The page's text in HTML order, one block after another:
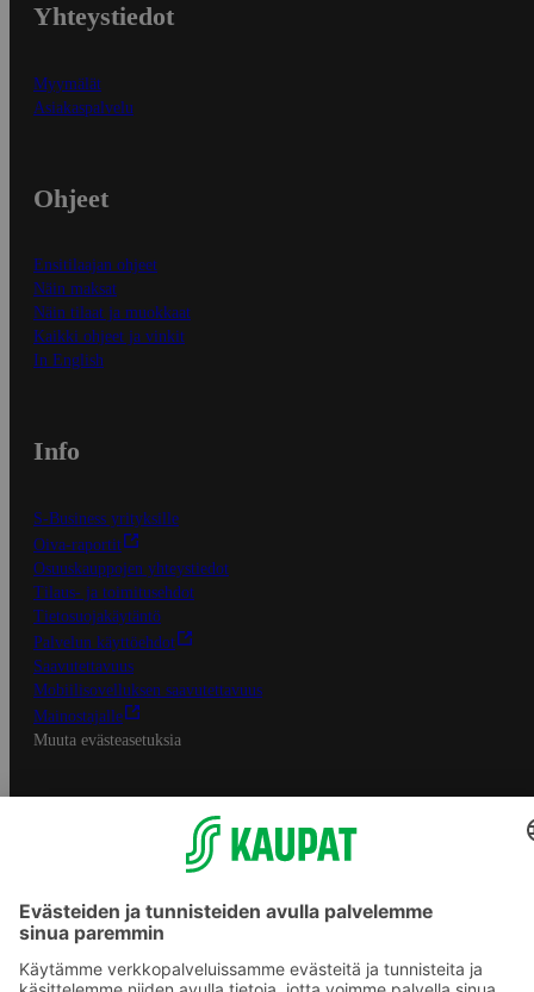
Yhteystiedot
Myymälät
Asiakaspalvelu
Ohjeet
Ensitilaajan ohjeet
Näin maksat
Näin tilaat ja muokkaat
Kaikki ohjeet ja vinkit
In English
Info
S-Business yrityksille
Oiva-raportit
Osuuskauppojen yhteystiedot
Tilaus- ja toimitusehdot
Tietosuojakäytäntö
Palvelun käyttöehdot
Saavutettavuus
Mobiilisovelluksen saavutettavuus
Mainostajalle
Muuta evästeasetuksia
S-ryhmän palvelut
S-ryhmä
Asiakasomistajuus
S-ostoslista -sovellus